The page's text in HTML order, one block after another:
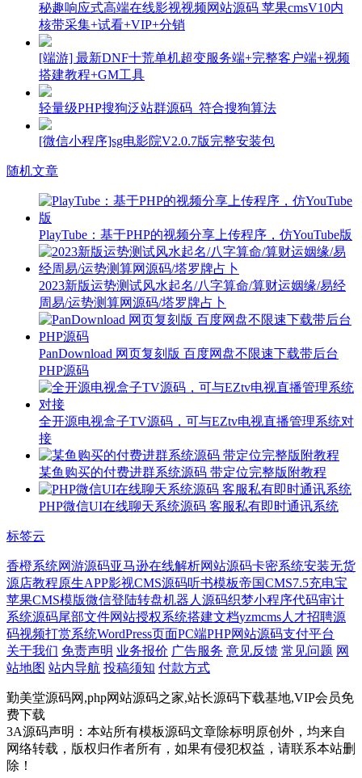
秘趣响应式高端在线影视视频网站源码 苹果cmsV10内
核带采集+试看+VIP+分销
[端游] 最新DNF十荒单机超变服务端+完整客户端+视频
搭建教程+GM工具
轻量级PHP搜狗泛站群源码_符合搜狗算法
[微信小程序]sg电影院V2.0.7版完整安装包
随机文章
PlayTube：基于PHP的视频分享上传程序，仿YouTube版
2023新版运势测试风水起名/八字算命/算财运姻缘/易经
周易/运势测算网源码/塔罗牌占卜
PanDownload 网页复刻版 百度网盘不限速下载带后台
PHP源码
全开源电视盒子TV源码，可与EZtv电视直播管理系统对
接
某鱼购买的付费进群系统源码 带定位完整版附教程
PHP微信UI在线聊天系统源码 客服私有即时通讯系统
标签云
香橙系统网游源码亚马逊在线解析网站源码卡密系统安装无货
源店教程原生APP影视CMS源码听书模板帝国CMS7.5充电宝
苹果CMS模版微信登陆转盘机器人源码织梦小程序代码审计
系统源码尾部文件网站授权系统搭建文档yzmcms人才招聘源
码视频打赏系统WordPress页面PC端PHP网站源码支付平台
关于我们 免责声明 业务报价 广告服务 意见反馈 常见问题 网
站地图 站内导航 投稿须知 付款方式
勤美堂源码网,php网站源码之家,站长源码下载基地,VIP会员免
费下载
3A源码声明：本站所有模板源码文章除标明原创外，均来自
网络转载，版权归作者所有，如果有侵犯权益，请联系本站删
除！